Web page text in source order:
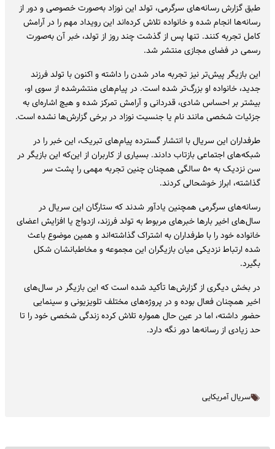
طبق گزارش رسانه‌های سرگرمی، تولد این نوزاد به‌صورت خصوصی و دور از
رسانه‌ها انجام شده و خانواده تلاش کرده‌اند این رویداد مهم را در آرامش
کامل تجربه کنند. تنها پس از گذشت چند روز از تولد، خبر آن به‌صورت
رسمی در فضای مجازی منتشر شد.
این بازیگر پیش‌تر نیز تجربه مادر شدن را داشته و اکنون با تولد فرزند
جدید، خانواده او بزرگ‌تر شده است. در پیام‌های منتشرشده از سوی او،
بیشتر بر احساس شادی، قدردانی و آرامش تمرکز شده و هیچ اشاره‌ای به
جزئیات شخصی مانند نام یا جنسیت نوزاد در برخی گزارش‌ها نشده است.
طرفداران این سریال با انتشار گسترده پیام‌های تبریک، این خبر را در
شبکه‌های اجتماعی بازتاب دادند. بسیاری از کاربران از این‌که این بازیگر در
سن نزدیک به ۵۰ سالگی همچنان چنین تجربه مهمی را پشت سر
گذاشته، ابراز خوشحالی کردند.
رسانه‌های سرگرمی همچنین یادآور شدند که ستارگان این سریال در
سال‌های اخیر بارها خبرهای مربوط به تولد فرزند، ازدواج یا افزایش اعضای
خانواده خود را با طرفداران به اشتراک گذاشته‌اند و همین موضوع باعث
شده ارتباط نزدیکی میان بازیگران این مجموعه و مخاطبانشان شکل
بگیرد.
در بخش دیگری از گزارش‌ها تأکید شده است که این بازیگر در سال‌های
اخیر همچنان فعال بوده و در پروژه‌های مختلف تلویزیونی و سینمایی
حضور داشته، اما در عین حال همواره تلاش کرده زندگی شخصی خود را تا
حد زیادی از رسانه‌ها دور نگه دارد.
سریال آمریکایی